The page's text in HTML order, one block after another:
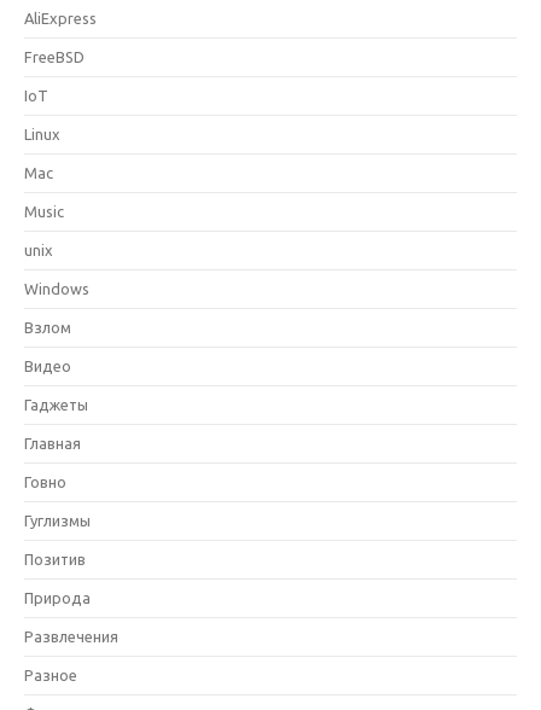
AliExpress
FreeBSD
IoT
Linux
Mac
Music
unix
Windows
Взлом
Видео
Гаджеты
Главная
Говно
Гуглизмы
Позитив
Природа
Развлечения
Разное